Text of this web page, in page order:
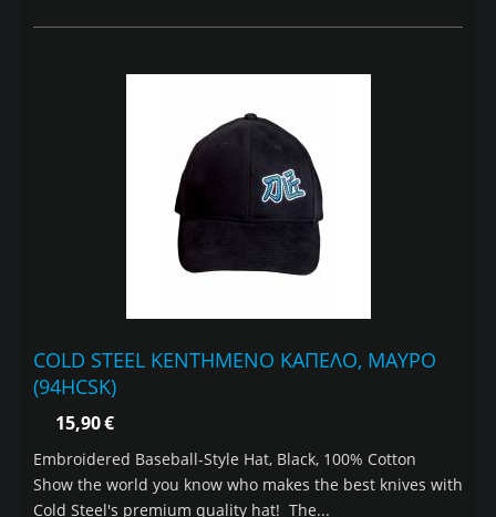
COLD STEEL ΚΕΝΤΗΜΕΝΟ ΚΑΠΕΛΟ, ΜΑΥΡΟ
(94HCSK)
15,90€
Embroidered Baseball-Style Hat, Black, 100% Cotton
Show the world you know who makes the best knives with
Cold Steel's premium quality hat! The...